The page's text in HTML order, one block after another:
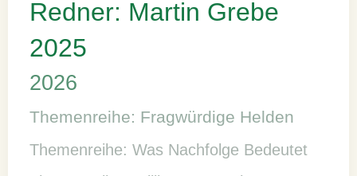
Redner: Martin Grebe
2025
2026
Themenreihe: Fragwürdige Helden
Themenreihe: Was Nachfolge Bedeutet